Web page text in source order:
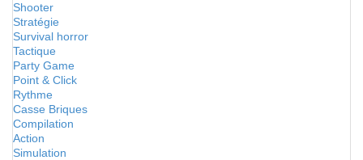
Shooter
Stratégie
Survival horror
Tactique
Party Game
Point & Click
Rythme
Casse Briques
Compilation
Action
Simulation